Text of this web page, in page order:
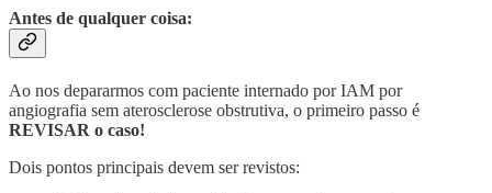
Antes de qualquer coisa:
Ao nos depararmos com paciente internado por IAM por
angiografia sem aterosclerose obstrutiva, o primeiro passo é
REVISAR o caso!
Dois pontos principais devem ser revistos: